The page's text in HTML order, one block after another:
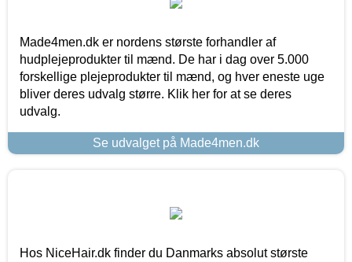
Made4men.dk er nordens største forhandler af
hudplejeprodukter til mænd. De har i dag over 5.000
forskellige plejeprodukter til mænd, og hver eneste uge
bliver deres udvalg større. Klik her for at se deres
udvalg.
Se udvalget på Made4men.dk
Hos NiceHair.dk finder du Danmarks absolut største